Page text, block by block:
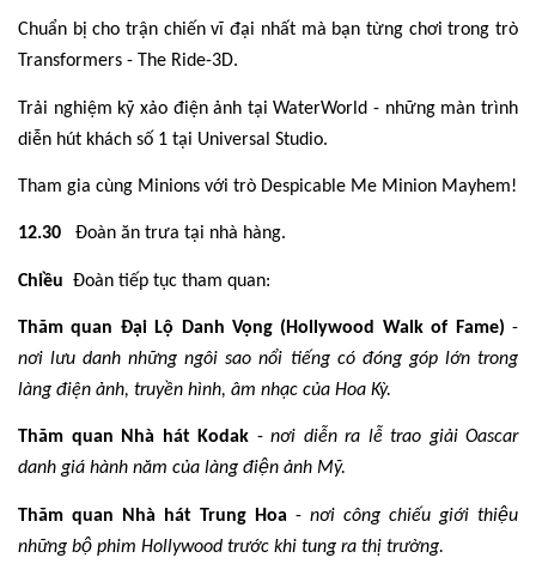
Chuẩn bị cho trận chiến vĩ đại nhất mà bạn từng chơi trong trò
Transformers - The Ride-3D.
Trải nghiệm kỹ xảo điện ảnh tại WaterWorld - những màn trình
diễn hút khách số 1 tại Universal Studio.
Tham gia cùng Minions với trò Despicable Me Minion Mayhem!
12.30 Đoàn ăn trưa tại nhà hàng.
Chiều Đoàn tiếp tục tham quan:
Thăm quan Đại Lộ Danh Vọng (Hollywood Walk of Fame) -
nơi lưu danh những ngôi sao nổi tiếng có đóng góp lớn trong
làng điện ảnh, truyền hình, âm nhạc của Hoa Kỳ.
Thăm quan Nhà hát Kodak - nơi diễn ra lễ trao giải Oascar
danh giá hành năm của làng điện ảnh Mỹ.
Thăm quan Nhà hát Trung Hoa - nơi công chiếu giới thiệu
những bộ phim Hollywood trước khi tung ra thị trường.